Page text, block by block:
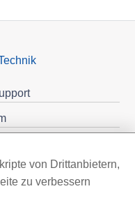
von Drittanbietern,
zu verbessern